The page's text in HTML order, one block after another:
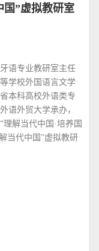
国”虚拟教研室
语专业教研室主任
学校外国语言文学
本科高校外语类专
语外贸大学承办，
解当代中国·培养国
当代中国”虚拟教研